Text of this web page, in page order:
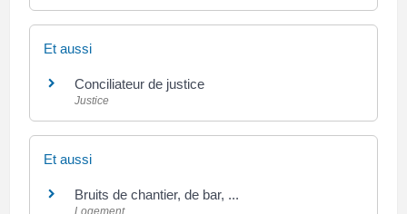
Et aussi
Conciliateur de justice
Justice
Et aussi
Bruits de chantier, de bar, ...